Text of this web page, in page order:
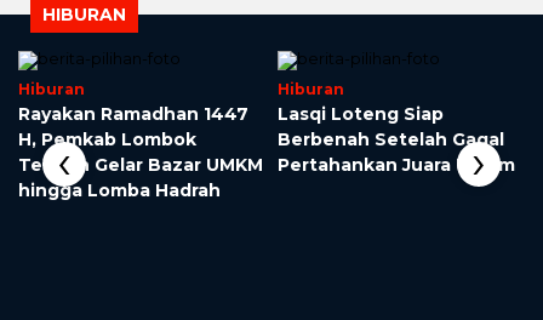
HIBURAN
Hiburan
Rayakan Ramadhan 1447
H, Pemkab Lombok
Tengah Gelar Bazar UMKM
hingga Lomba Hadrah
Hiburan
Lasqi Loteng Siap
Berbenah Setelah Gagal
Pertahankan Juara Umum
‹ ›